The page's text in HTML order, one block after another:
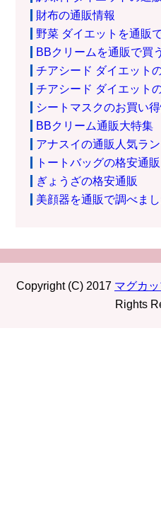
財布の通販情報
野菜 ダイエットを通販
BBクリームを通販で買
チアシード ダイエット
チアシード ダイエット
シートマスクのお買い
BBクリーム通販大特集
アナスイの通販人気ラ
トートバッグの格安通販
ぎょうざの格安通販
美顔器を通販で調べま
Copyright (C) 2017 マグカ
Rights